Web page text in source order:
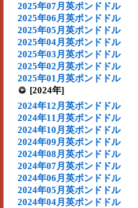
2025年07月英ポンドドル
2025年06月英ポンドドル
2025年05月英ポンドドル
2025年04月英ポンドドル
2025年03月英ポンドドル
2025年02月英ポンドドル
2025年01月英ポンドドル
[2024年]
2024年12月英ポンドドル
2024年11月英ポンドドル
2024年10月英ポンドドル
2024年09月英ポンドドル
2024年08月英ポンドドル
2024年07月英ポンドドル
2024年06月英ポンドドル
2024年05月英ポンドドル
2024年04月英ポンドドル